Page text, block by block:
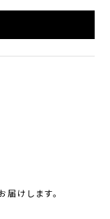
けします。